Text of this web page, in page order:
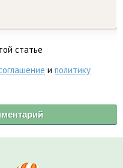
статье
и политику